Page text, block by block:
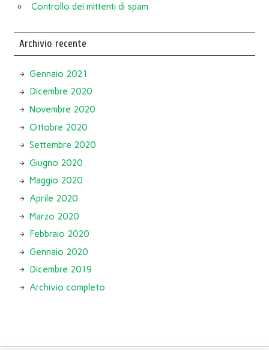
Controllo dei mittenti di spam
Archivio recente
Gennaio 2021
Dicembre 2020
Novembre 2020
Ottobre 2020
Settembre 2020
Giugno 2020
Maggio 2020
Aprile 2020
Marzo 2020
Febbraio 2020
Gennaio 2020
Dicembre 2019
Archivio completo